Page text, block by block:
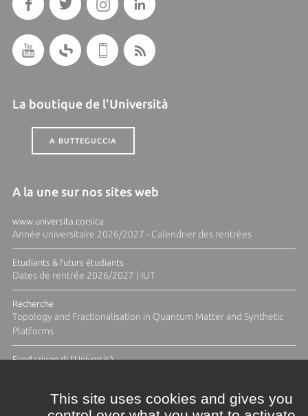
La boutique de l'Università
A BUTTEGUCCIA
A la une sur nos sites web
www.universita.corsica
Année universitaire 2026/2027 - Calendrier des rentrées
Etudiants & futurs étudiants
Dates de rentrée 2026/2027 | IUT
Recherche
Topology and Fractionalisation in Quantum Matter and Synthetic
Platforms
Fundazione di l'Università
This site uses cookies and gives you